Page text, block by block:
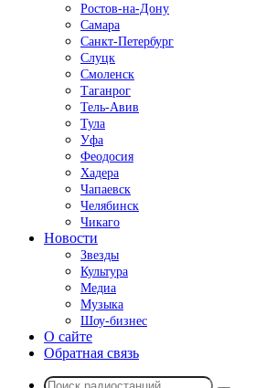
Ростов-на-Дону
Самара
Санкт-Петербург
Слуцк
Смоленск
Таганрог
Тель-Авив
Тула
Уфа
Феодосия
Хадера
Чапаевск
Челябинск
Чикаго
Новости
Звезды
Культура
Медиа
Музыка
Шоу-бизнес
О сайте
Обратная связь